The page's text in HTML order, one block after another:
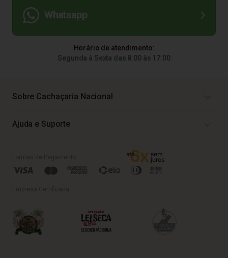
Whatsapp
Horário de atendimento:
Segunda à Sexta das 8:00 às 17:00
Sobre Cachaçaria Nacional
Ajuda e Suporte